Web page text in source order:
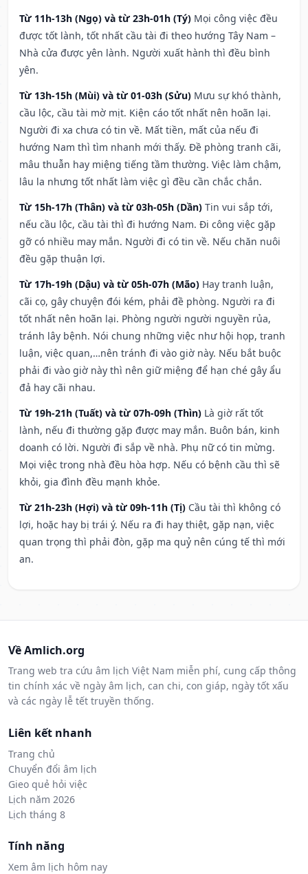
Từ 11h-13h (Ngọ) và từ 23h-01h (Tý) Mọi công việc đều
được tốt lành, tốt nhất cầu tài đi theo hướng Tây Nam –
Nhà cửa được yên lành. Người xuất hành thì đều bình
yên.
Từ 13h-15h (Mùi) và từ 01-03h (Sửu) Mưu sự khó thành,
cầu lộc, cầu tài mờ mịt. Kiện cáo tốt nhất nên hoãn lại.
Người đi xa chưa có tin về. Mất tiền, mất của nếu đi
hướng Nam thì tìm nhanh mới thấy. Đề phòng tranh cãi,
mâu thuẫn hay miệng tiếng tầm thường. Việc làm chậm,
lâu la nhưng tốt nhất làm việc gì đều cần chắc chắn.
Từ 15h-17h (Thân) và từ 03h-05h (Dần) Tin vui sắp tới,
nếu cầu lộc, cầu tài thì đi hướng Nam. Đi công việc gặp
gỡ có nhiều may mắn. Người đi có tin về. Nếu chăn nuôi
đều gặp thuận lợi.
Từ 17h-19h (Dậu) và từ 05h-07h (Mão) Hay tranh luận,
cãi cọ, gây chuyện đói kém, phải đề phòng. Người ra đi
tốt nhất nên hoãn lại. Phòng người người nguyền rủa,
tránh lây bệnh. Nói chung những việc như hội họp, tranh
luận, việc quan,…nên tránh đi vào giờ này. Nếu bắt buộc
phải đi vào giờ này thì nên giữ miệng để hạn ché gây ẩu
đả hay cãi nhau.
Từ 19h-21h (Tuất) và từ 07h-09h (Thìn) Là giờ rất tốt
lành, nếu đi thường gặp được may mắn. Buôn bán, kinh
doanh có lời. Người đi sắp về nhà. Phụ nữ có tin mừng.
Mọi việc trong nhà đều hòa hợp. Nếu có bệnh cầu thì sẽ
khỏi, gia đình đều mạnh khỏe.
Từ 21h-23h (Hợi) và từ 09h-11h (Tị) Cầu tài thì không có
lợi, hoặc hay bị trái ý. Nếu ra đi hay thiệt, gặp nạn, việc
quan trọng thì phải đòn, gặp ma quỷ nên cúng tế thì mới
an.
Về Amlich.org
Trang web tra cứu âm lịch Việt Nam miễn phí, cung cấp thông
tin chính xác về ngày âm lịch, can chi, con giáp, ngày tốt xấu
và các ngày lễ tết truyền thống.
Liên kết nhanh
Trang chủ
Chuyển đổi âm lịch
Gieo quẻ hỏi việc
Lịch năm 2026
Lịch tháng 8
Tính năng
Xem âm lịch hôm nay